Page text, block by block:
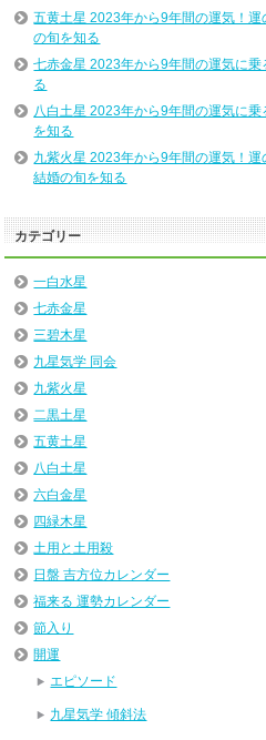
五黄土星 2023年から9年間の運気！
の旬を知る
七赤金星 2023年から9年間の運気に
る
八白土星 2023年から9年間の運気に
を知る
九紫火星 2023年から9年間の運気！
結婚の旬を知る
カテゴリー
一白水星
七赤金星
三碧木星
九星気学 同会
九紫火星
二黒土星
五黄土星
八白土星
六白金星
四緑木星
土用と土用殺
日盤 吉方位カレンダー
福来る 運勢カレンダー
節入り
開運
エピソード
九星気学 傾斜法